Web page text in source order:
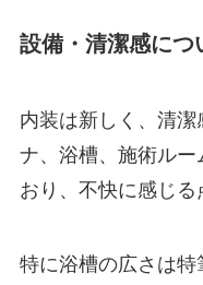
設備・清潔感につ
内装は新しく、清
ナ、浴槽、施術ル
おり、不快に感じる
特に浴槽の広さは